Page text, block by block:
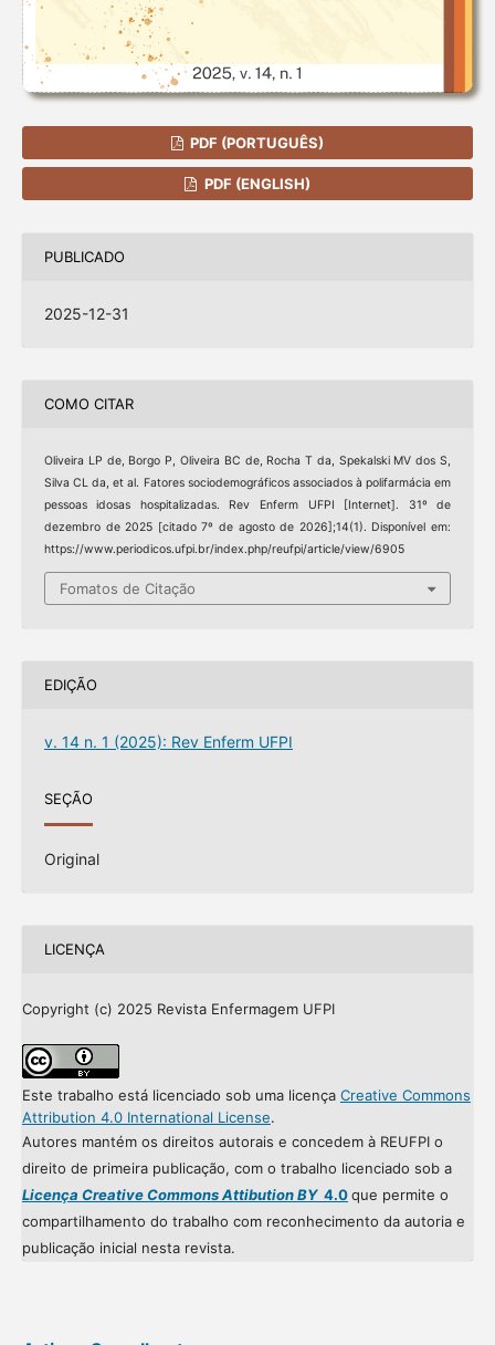
PDF (PORTUGUÊS)
PDF (ENGLISH)
PUBLICADO
2025-12-31
COMO CITAR
Oliveira LP de, Borgo P, Oliveira BC de, Rocha T da, Spekalski MV dos S,
Silva CL da, et al. Fatores sociodemográficos associados à polifarmácia em
pessoas idosas hospitalizadas. Rev Enferm UFPI [Internet]. 31º de
dezembro de 2025 [citado 7º de agosto de 2026];14(1). Disponível em:
https://www.periodicos.ufpi.br/index.php/reufpi/article/view/6905
Fomatos de Citação
EDIÇÃO
v. 14 n. 1 (2025): Rev Enferm UFPI
SEÇÃO
Original
LICENÇA
Copyright (c) 2025 Revista Enfermagem UFPI
Este trabalho está licenciado sob uma licença Creative Commons
Attribution 4.0 International License.
Autores mantém os direitos autorais e concedem à REUFPI o
direito de primeira publicação, com o trabalho licenciado sob a
Licença Creative Commons Attibution BY4.0que permite o
compartilhamento do trabalho com reconhecimento da autoria e
publicação inicial nesta revista.